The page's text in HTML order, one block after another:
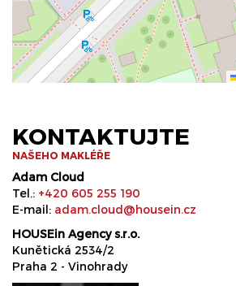
KONTAKTUJTE
NAŠEHO MAKLÉŘE
Adam Cloud
Tel.: +420 605 255 190
E-mail: adam.cloud@housein.cz
HOUSEin Agency s.r.o.
Kunětická 2534/2
Praha 2 - Vinohrady